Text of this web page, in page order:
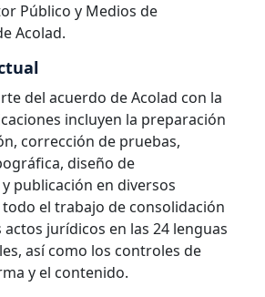
Público y Medios de
Acolad.
del acuerdo de Acolad con la
incluyen la preparación
corrección de pruebas,
diseño de
publicación en diversos
el trabajo de consolidación
actos jurídicos en las 24 lenguas
así como los controles de
y el contenido.